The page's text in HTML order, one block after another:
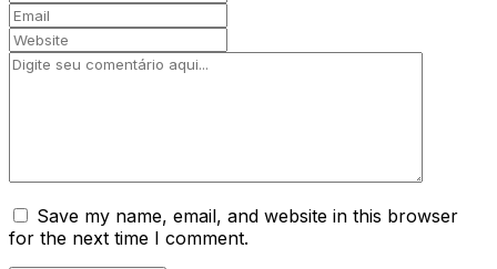
Save my name, email, and website in this browser
for the next time I comment.